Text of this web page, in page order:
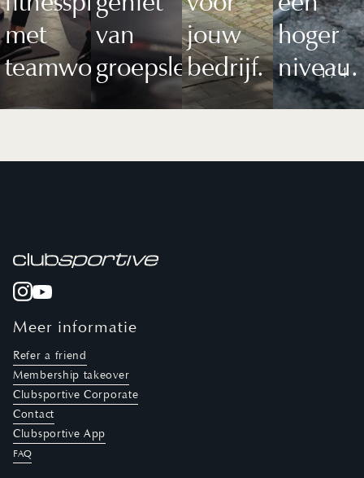
met
teamworkouts.
van
groepslessen.
jouw
bedrijf.
hoger
niveau.
1/4
Meer informatie
Refer a friend
Membership takeover
Clubsportive Corporate
Contact
Clubsportive App
FAQ